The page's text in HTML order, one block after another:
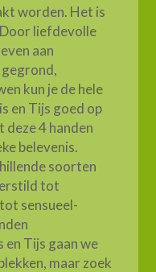
worden. Het is
liefdevolle
aan
gegrond,
kun je de hele
en Tijs goed op
deze 4 handen
belevenis.
soorten
tot
sensueel-
en Tijs gaan we
maar zoek